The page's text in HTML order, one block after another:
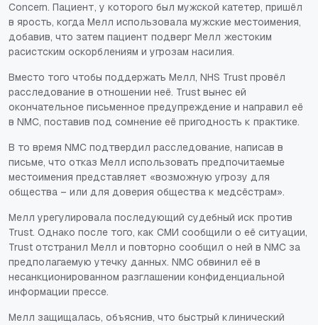
Concern. Пациент, у которого был мужской катетер, пришёл
в ярость, когда Мелл использовала мужские местоимения,
добавив, что затем пациент подверг Мелл жестоким
расистским оскорблениям и угрозам насилия.
Вместо того чтобы поддержать Мелл, NHS Trust провёл
расследование в отношении неё. Trust вынес ей
окончательное письменное предупреждение и направил её
в NMC, поставив под сомнение её пригодность к практике.
В то время NMC подтвердил расследование, написав в
письме, что отказ Мелл использовать предпочитаемые
местоимения представляет «возможную угрозу для
общества – или для доверия общества к медсёстрам».
Мелл урегулировала последующий судебный иск против
Trust. Однако после того, как СМИ сообщили о её ситуации,
Trust отстранил Мелл и повторно сообщил о ней в NMC за
предполагаемую утечку данных. NMC обвинил её в
несанкционированном разглашении конфиденциальной
информации прессе.
Мелл защищалась, объяснив, что быстрый клинический